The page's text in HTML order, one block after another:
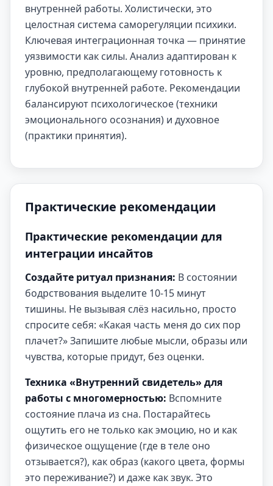
внутренней работы. Холистически, это
целостная система саморегуляции психики.
Ключевая интеграционная точка — принятие
уязвимости как силы. Анализ адаптирован к
уровню, предполагающему готовность к
глубокой внутренней работе. Рекомендации
балансируют психологическое (техники
эмоционального осознания) и духовное
(практики принятия).
Практические рекомендации
Практические рекомендации для
интеграции инсайтов
Создайте ритуал признания: В состоянии
бодрствования выделите 10-15 минут
тишины. Не вызывая слёз насильно, просто
спросите себя: «Какая часть меня до сих пор
плачет?» Запишите любые мысли, образы или
чувства, которые придут, без оценки.
Техника «Внутренний свидетель» для
работы с многомерностью: Вспомните
состояние плача из сна. Постарайтесь
ощутить его не только как эмоцию, но и как
физическое ощущение (где в теле оно
отзывается?), как образ (какого цвета, формы
это переживание?) и даже как звук. Это